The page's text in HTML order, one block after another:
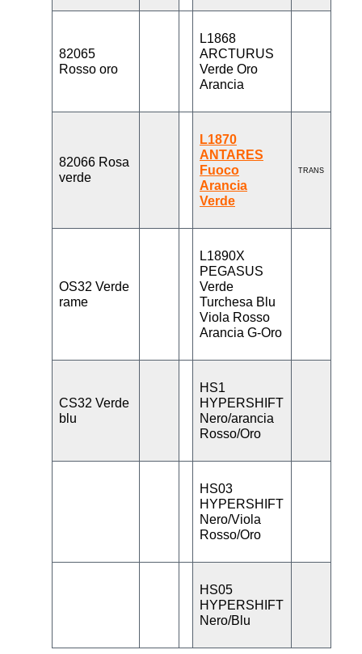
82065
Rosso oro
L1868
ARCTURUS
Verde Oro
Arancia
82066 Rosa
verde
L1870
ANTARES
Fuoco
Arancia
Verde
TRANS
OS32 Verde
rame
L1890X
PEGASUS
Verde
Turchesa Blu
Viola Rosso
Arancia G-Oro
CS32 Verde
blu
HS1
HYPERSHIFT
Nero/arancia
Rosso/Oro
HS03
HYPERSHIFT
Nero/Viola
Rosso/Oro
HS05
HYPERSHIFT
Nero/Blu